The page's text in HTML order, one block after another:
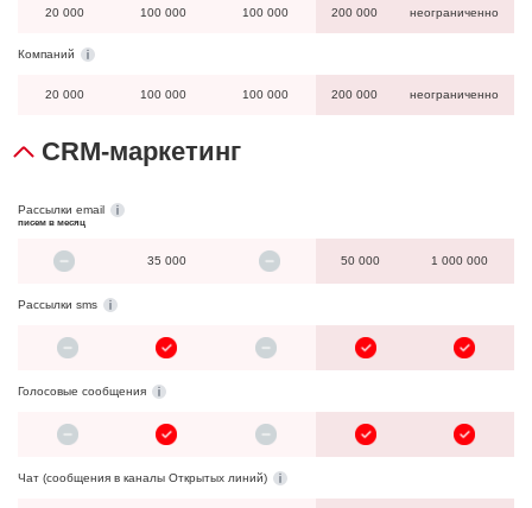
20 000 100 000 100 000 200 000 неограниченно
Компаний
20 000 100 000 100 000 200 000 неограниченно
CRM-маркетинг
Рассылки email
писем в месяц
35 000 50 000 1 000 000
Рассылки sms
Голосовые сообщения
Чат (сообщения в каналы Открытых линий)